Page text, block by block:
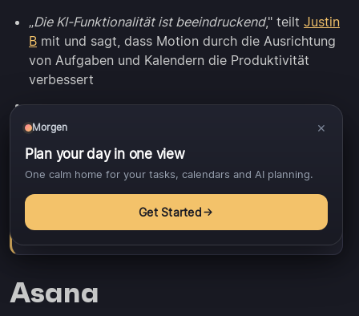
„Die KI-Funktionalität ist beeindruckend," teilt Justin
B mit und sagt, dass Motion durch die Ausrichtung
von Aufgaben und Kalendern die Produktivität
verbessert
📌Hinweis: Motion erfordert umfangreiches Setup
im Voraus, einschließlich Definition von
Arbeitszeiten, Prioritätsregeln und
Projektstrukturen, bevor die KI zuverlässige
Entscheidungen in deinem Namen treffen kann.
Asana
Morgen ×
Plan your day in one view
One calm home for your tasks, calendars and AI planning.
Get Started